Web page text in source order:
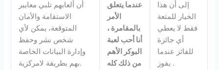
أن ألعابهم تلبي معايير
الاستقامة والأمان
المتوقعة، يمكن لأي
شخص نشر وحفظ
وإدارة البيانات الخاصة
بهم بطريقة لامركزية.
عندما يتعلق
الأمر
بالمقامرة ،
أنا أحب لعبة
البوكر الأهم
من ذلك كله
إلى أن هذا
الخيار للمتعة
فقط لا يعطي
أي جائزة
للفائز عندما
يفوز .